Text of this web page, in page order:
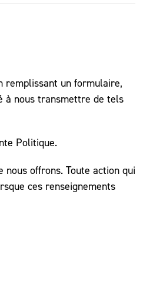
remplissant un formulaire,
à nous transmettre de tels
Politique.
offrons. Toute action qui
ces renseignements